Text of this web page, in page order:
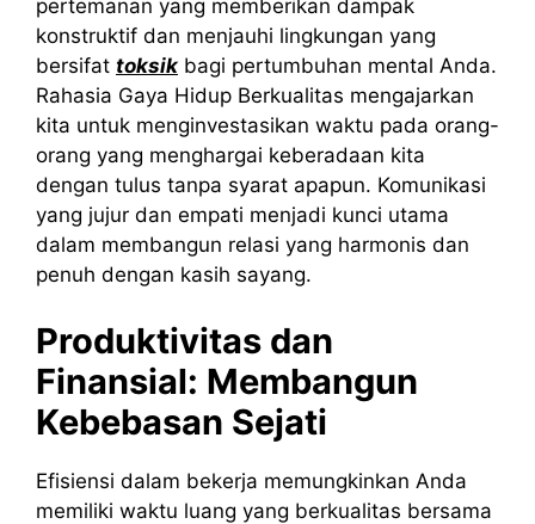
pertemanan yang memberikan dampak
konstruktif dan menjauhi lingkungan yang
bersifat toksik bagi pertumbuhan mental Anda.
Rahasia Gaya Hidup Berkualitas mengajarkan
kita untuk menginvestasikan waktu pada orang-
orang yang menghargai keberadaan kita
dengan tulus tanpa syarat apapun. Komunikasi
yang jujur dan empati menjadi kunci utama
dalam membangun relasi yang harmonis dan
penuh dengan kasih sayang.
Produktivitas dan
Finansial: Membangun
Kebebasan Sejati
Efisiensi dalam bekerja memungkinkan Anda
memiliki waktu luang yang berkualitas bersama